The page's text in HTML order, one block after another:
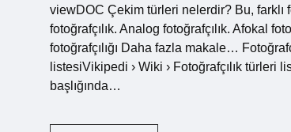
viewDOC Çekim türleri nelerdir? Bu, farklı
fotoğrafçılık. Analog fotoğrafçılık. Afokal
fotoğrafçılığı Daha fazla makale…
listesiVikipedi › Wiki › Fotoğrafçılık
başlığında…